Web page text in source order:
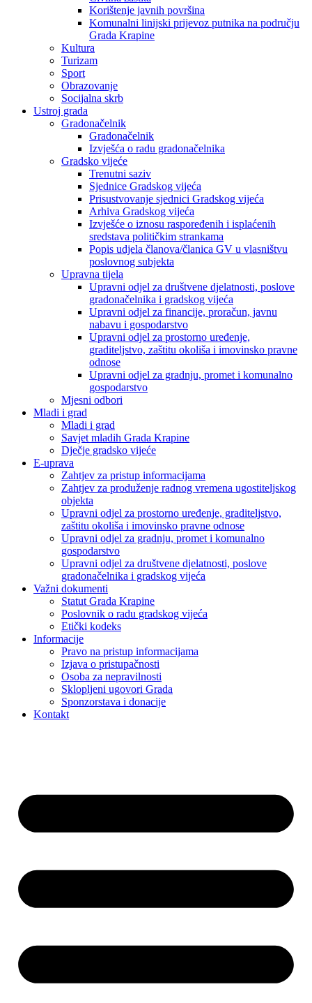
Korištenje javnih površina
Komunalni linijski prijevoz putnika na području
Grada Krapine
Kultura
Turizam
Sport
Obrazovanje
Socijalna skrb
Ustroj grada
Gradonačelnik
Gradonačelnik
Izvješća o radu gradonačelnika
Gradsko vijeće
Trenutni saziv
Sjednice Gradskog vijeća
Prisustvovanje sjednici Gradskog vijeća
Arhiva Gradskog vijeća
Izvješće o iznosu raspoređenih i isplaćenih
sredstava političkim strankama
Popis udjela članova/članica GV u vlasništvu
poslovnog subjekta
Upravna tijela
Upravni odjel za društvene djelatnosti, poslove
gradonačelnika i gradskog vijeća
Upravni odjel za financije, proračun, javnu
nabavu i gospodarstvo
Upravni odjel za prostorno uređenje,
graditeljstvo, zaštitu okoliša i imovinsko pravne
odnose
Upravni odjel za gradnju, promet i komunalno
gospodarstvo
Mjesni odbori
Mladi i grad
Mladi i grad
Savjet mladih Grada Krapine
Dječje gradsko vijeće
E-uprava
Zahtjev za pristup informacijama
Zahtjev za produženje radnog vremena ugostiteljskog
objekta
Upravni odjel za prostorno uređenje, graditeljstvo,
zaštitu okoliša i imovinsko pravne odnose
Upravni odjel za gradnju, promet i komunalno
gospodarstvo
Upravni odjel za društvene djelatnosti, poslove
gradonačelnika i gradskog vijeća
Važni dokumenti
Statut Grada Krapine
Poslovnik o radu gradskog vijeća
Etički kodeks
Informacije
Pravo na pristup informacijama
Izjava o pristupačnosti
Osoba za nepravilnosti
Sklopljeni ugovori Grada
Sponzorstava i donacije
Kontakt